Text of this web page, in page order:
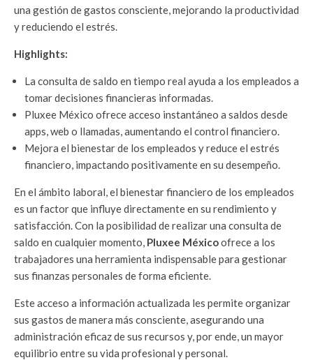
una gestión de gastos consciente, mejorando la productividad
y reduciendo el estrés.
Highlights:
La consulta de saldo en tiempo real ayuda a los empleados a
tomar decisiones financieras informadas.
Pluxee México ofrece acceso instantáneo a saldos desde
apps, web o llamadas, aumentando el control financiero.
Mejora el bienestar de los empleados y reduce el estrés
financiero, impactando positivamente en su desempeño.
En el ámbito laboral, el bienestar financiero de los empleados
es un factor que influye directamente en su rendimiento y
satisfacción. Con la posibilidad de realizar una consulta de
saldo en cualquier momento, Pluxee Méxicoofrece a los
trabajadores una herramienta indispensable para gestionar
sus finanzas personales de forma eficiente.
Este acceso a información actualizada les permite organizar
sus gastos de manera más consciente, asegurando una
administración eficaz de sus recursos y, por ende, un mayor
equilibrio entre su vida profesional y personal.